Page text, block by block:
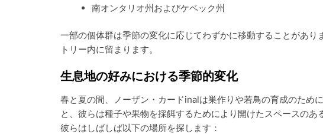
南オンタリオ州およびケベック州
一部の個体群は季節の変化に応じてわずかに移動することがあり
トリー内に留まります。
生息地の好みにおける季節的変化
春と夏の間、ノーザン・カードinalは巣作りや若鳥の育成のため
と、彼らは種子や果物を採餌するためにより開けたスペースのあ
彼らはしばしば以下の場所を探します：